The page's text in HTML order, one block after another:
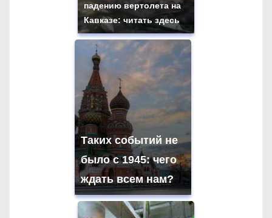
падению вертолета на
Кавказе: читать здесь
Таких событий не
было с 1945: чего
ждать всем нам?